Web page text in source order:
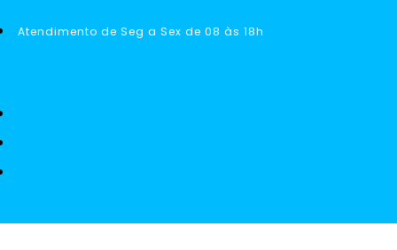
Atendimento de Seg a Sex de 08 às 18h